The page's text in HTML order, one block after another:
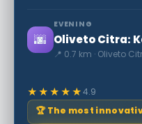
🌆
EVENING
📍 0.7 km · Oliveto
★★★★★4.9
🏆 The most